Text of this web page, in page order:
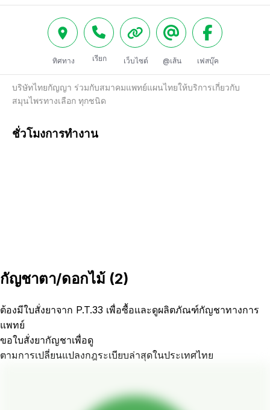
ทิศทาง เรียก เว็บไซต์ @เส้น เฟสบุ๊ค
บริษัทไทยกัญญา ร่วมกับสมาคมแพทย์แผนไทยให้บริการเกี่ยวกับ
สมุนไพรทางเลือก ทุกชนิด
ชั่วโมงการทำงาน
กัญชาตา/ดอกไม้ (2)
ต้องมีใบสั่งยาจาก P.T.33 เพื่อซื้อและดูผลิตภัณฑ์กัญชาทางการ
แพทย์
ขอใบสั่งยากัญชาเพื่อดู
ตามการเปลี่ยนแปลงกฎระเบียบล่าสุดในประเทศไทย